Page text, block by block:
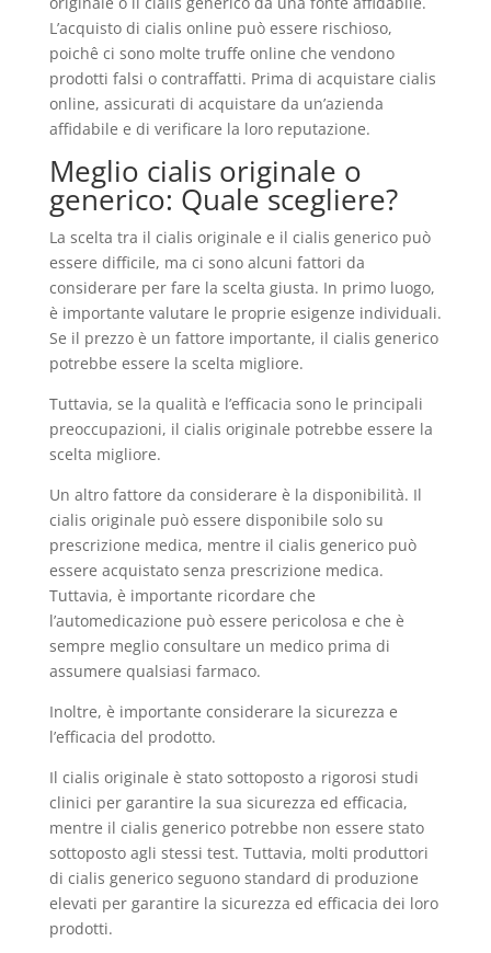
L’acquisto di cialis online può essere rischioso,
poichê ci sono molte truffe online che vendono
prodotti falsi o contraffatti. Prima di acquistare cialis
online, assicurati di acquistare da un’azienda
affidabile e di verificare la loro reputazione.
Meglio cialis originale o
generico: Quale scegliere?
La scelta tra il cialis originale e il cialis generico può
essere difficile, ma ci sono alcuni fattori da
considerare per fare la scelta giusta. In primo luogo,
è importante valutare le proprie esigenze individuali.
Se il prezzo è un fattore importante, il cialis generico
potrebbe essere la scelta migliore.
Tuttavia, se la qualità e l’efficacia sono le principali
preoccupazioni, il cialis originale potrebbe essere la
scelta migliore.
Un altro fattore da considerare è la disponibilità. Il
cialis originale può essere disponibile solo su
prescrizione medica, mentre il cialis generico può
essere acquistato senza prescrizione medica.
Tuttavia, è importante ricordare che
l’automedicazione può essere pericolosa e che è
sempre meglio consultare un medico prima di
assumere qualsiasi farmaco.
Inoltre, è importante considerare la sicurezza e
l’efficacia del prodotto.
Il cialis originale è stato sottoposto a rigorosi studi
clinici per garantire la sua sicurezza ed efficacia,
mentre il cialis generico potrebbe non essere stato
sottoposto agli stessi test. Tuttavia, molti produttori
di cialis generico seguono standard di produzione
elevati per garantire la sicurezza ed efficacia dei loro
prodotti.